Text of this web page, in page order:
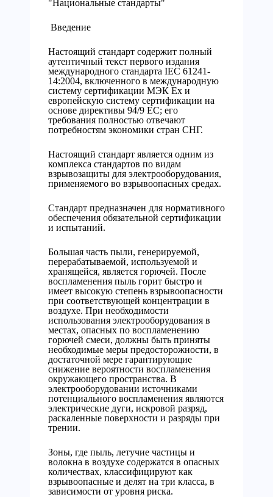
"Национальные стандарты"
Введение
Настоящий стандарт содержит полный
аутентичный текст первого издания
международного стандарта IEC 61241-
14:2004, включенного в международную
систему сертификации МЭК Ех и
европейскую систему сертификации на
основе директивы 94/9 ЕС; его
требования полностью отвечают
потребностям экономики стран СНГ.
Настоящий стандарт является одним из
комплекса стандартов по видам
взрывозащиты для электрооборудования,
применяемого во взрывоопасных средах.
Стандарт предназначен для нормативного
обеспечения обязательной сертификации
и испытаний.
Большая часть пыли, генерируемой,
перерабатываемой, используемой и
хранящейся, является горючей. После
воспламенения пыль горит быстро и
имеет высокую степень взрывоопасности
при соответствующей концентрации в
воздухе. При необходимости
использования электрооборудования в
местах, опасных по воспламенению
горючей смеси, должны быть приняты
необходимые меры предосторожности, в
достаточной мере гарантирующие
снижение вероятности воспламенения
окружающего пространства. В
электрооборудовании источниками
потенциального воспламенения являются
электрические дуги, искровой разряд,
раскаленные поверхности и разряды при
трении.
Зоны, где пыль, летучие частицы и
волокна в воздухе содержатся в опасных
количествах, классифицируют как
взрывоопасные и делят на три класса, в
зависимости от уровня риска.